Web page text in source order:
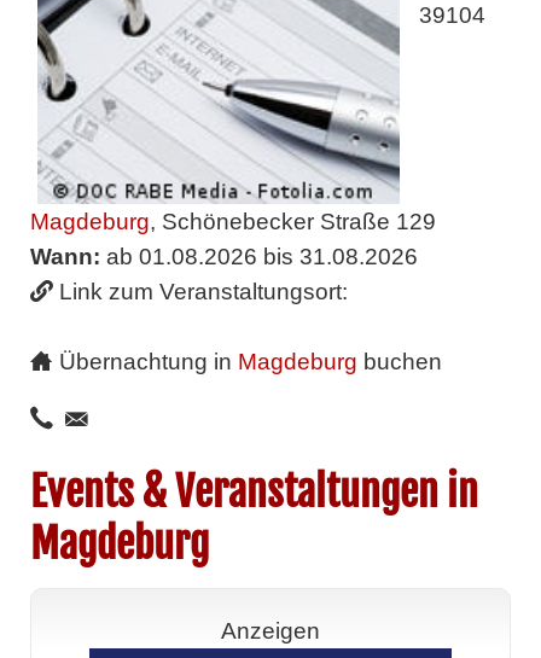
39104
Magdeburg, Schönebecker Straße 129
Wann: ab 01.08.2026 bis 31.08.2026
Link zum Veranstaltungsort:
Übernachtung in Magdeburg buchen
Events & Veranstaltungen in
Magdeburg
Anzeigen